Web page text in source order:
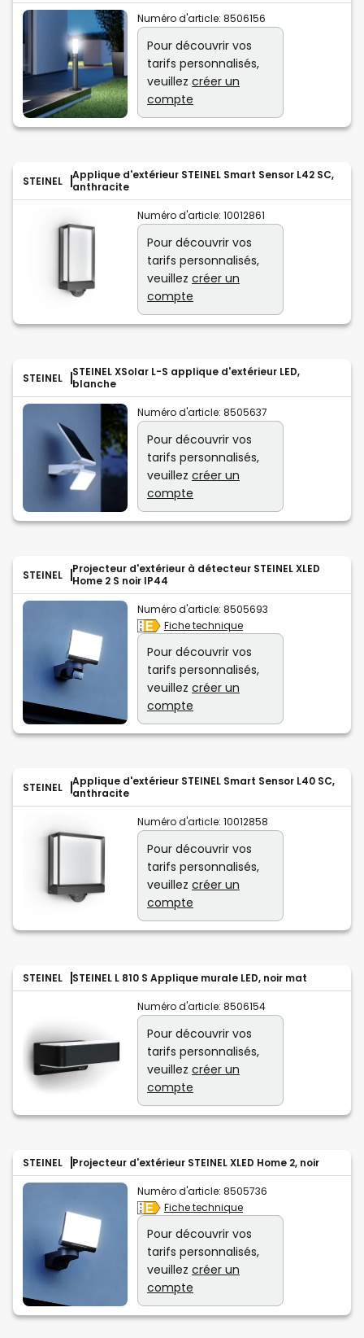
Numéro d'article: 8506156
Pour découvrir vos
tarifs personnalisés,
veuillez créer un
compte
STEINEL
Applique d'extérieur STEINEL Smart Sensor L42 SC,
anthracite
Numéro d'article: 10012861
Pour découvrir vos
tarifs personnalisés,
veuillez créer un
compte
STEINEL
STEINEL XSolar L-S applique d'extérieur LED,
blanche
Numéro d'article: 8505637
Pour découvrir vos
tarifs personnalisés,
veuillez créer un
compte
STEINEL
Projecteur d'extérieur à détecteur STEINEL XLED
Home 2 S noir IP44
Numéro d'article: 8505693
Fiche technique
Pour découvrir vos
tarifs personnalisés,
veuillez créer un
compte
STEINEL
Applique d'extérieur STEINEL Smart Sensor L40 SC,
anthracite
Numéro d'article: 10012858
Pour découvrir vos
tarifs personnalisés,
veuillez créer un
compte
STEINEL STEINEL L 810 S Applique murale LED, noir mat
Numéro d'article: 8506154
Pour découvrir vos
tarifs personnalisés,
veuillez créer un
compte
STEINEL Projecteur d'extérieur STEINEL XLED Home 2, noir
Numéro d'article: 8505736
Fiche technique
Pour découvrir vos
tarifs personnalisés,
veuillez créer un
compte